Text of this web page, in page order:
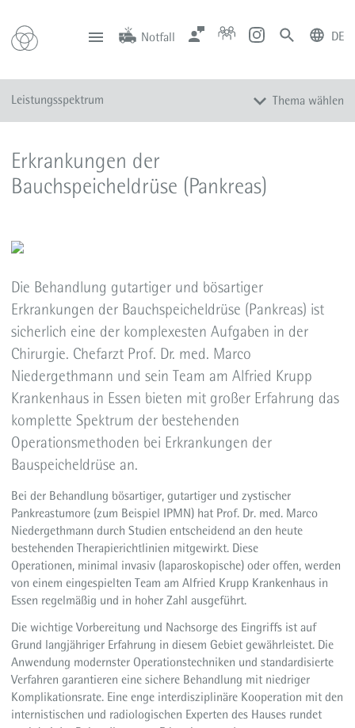
Notfall
Notfall Zentrale Anfahrt
DE
Leistungsspektrum Thema wählen
Speiseröhre und Magen
Bauchspeicheldrüse
Proktologie (Enddarm)
Gallenblase und Gallengänge
Endokrine Chirurgie
Adipositas
Bruchoperationen (Hernien)
Thoraxchirurgie
Roboterassistierte Chirurgie
Erkrankungen der
Bauchspeicheldrüse (Pankreas)
Die Behandlung gutartiger und bösartiger
Erkrankungen der Bauchspeicheldrüse (Pankreas) ist
sicherlich eine der komplexesten Aufgaben in der
Chirurgie. Chefarzt Prof. Dr. med. Marco
Niedergethmann und sein Team am Alfried Krupp
Krankenhaus in Essen bieten mit großer Erfahrung das
komplette Spektrum der bestehenden
Operationsmethoden bei Erkrankungen der
Bauspeicheldrüse an.
Bei der Behandlung bösartiger, gutartiger und zystischer
Pankreastumore (zum Beispiel IPMN) hat Prof. Dr. med. Marco
Niedergethmann durch Studien entscheidend an den heute
bestehenden Therapierichtlinien mitgewirkt. Diese
Operationen, minimal invasiv (laparoskopische) oder offen, werden
von einem eingespielten Team am Alfried Krupp Krankenhaus in
Essen regelmäßig und in hoher Zahl ausgeführt.
Die wichtige Vorbereitung und Nachsorge des Eingriffs ist auf
Grund langjähriger Erfahrung in diesem Gebiet gewährleistet. Die
Anwendung modernster Operationstechniken und standardisierte
Verfahren garantieren eine sichere Behandlung mit niedriger
Komplikationsrate. Eine enge interdisziplinäre Kooperation mit den
internistischen und radiologischen Experten des Hauses rundet